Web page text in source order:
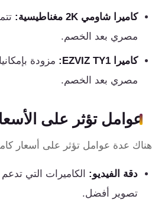
كاميرا شاومي 2K مغناطيسية:
مصري بعد الخصم.
كاميرا EZVIZ TY1:
مصري بعد الخصم.
عوامل تؤثر على
هناك عدة عوامل تؤثر على أسعار
دقة الفيديو:
تصوير أفضل.
أنظمة
إنذار
السرقة
الحريق
كنترول